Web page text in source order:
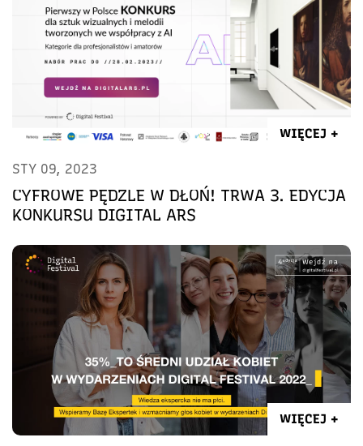
WIĘCEJ +
STY 09, 2023
CYFROWE PĘDZLE W DŁOŃ! TRWA 3. EDYCJA
KONKURSU DIGITAL ARS
WIĘCEJ +